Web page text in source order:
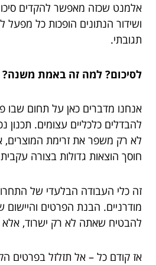
אלמנט שכזה מאפשר להקדים
ושידור הנתונים הופכות כל מפעל
תגובתי.
לסיכום? למה זה באמת משנה?
אנחנו מדברים כאן על תחום שבו
להבדלים כלכליים עצומים. תכנון
לא רק משפר את זרימת המוצרים,
חוסך הוצאות גדולות בצורה
זה כלי העבודה הבלעדי של
מודרניים. הבנת הפרטים
להבטיח שאתה לא רק ישרוד,
אז קודם כל – אל תזלזל בפרטים